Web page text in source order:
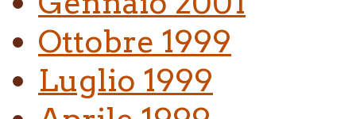
Ottobre 1999
Luglio 1999